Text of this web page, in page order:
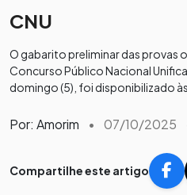
CNU
O gabarito preliminar das provas
Concurso Público Nacional
domingo (5), foi disponibilizado
Por: Amorim • 07/10/2025
Compartilhe este artigo